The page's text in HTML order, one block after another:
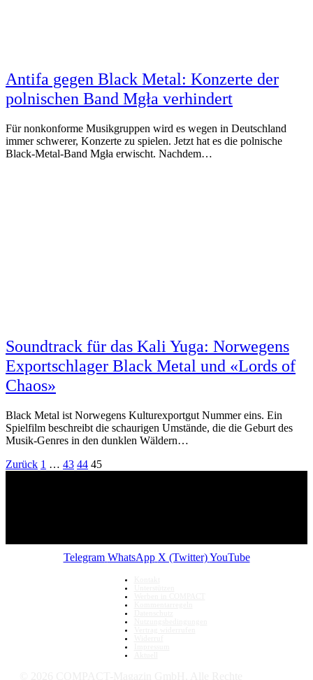
Antifa gegen Black Metal: Konzerte der
polnischen Band Mgła verhindert
Für nonkonforme Musikgruppen wird es wegen in Deutschland
immer schwerer, Konzerte zu spielen. Jetzt hat es die polnische
Black-Metal-Band Mgła erwischt. Nachdem…
Soundtrack für das Kali Yuga: Norwegens
Exportschlager Black Metal und «Lords of
Chaos»
Black Metal ist Norwegens Kulturexportgut Nummer eins. Ein
Spielfilm beschreibt die schaurigen Umstände, die die Geburt des
Musik-Genres in den dunklen Wäldern…
Zurück 1 … 43 44 45
Telegram WhatsApp X (Twitter) YouTube